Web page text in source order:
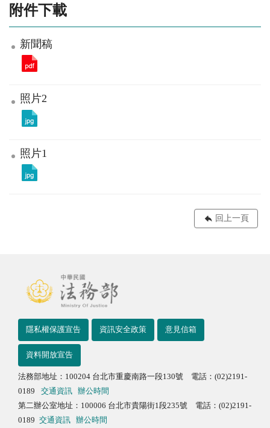
附件下載
新聞稿
照片2
照片1
回上一頁
隱私權保護宣告 資訊安全政策 意見信箱
資料開放宣告
法務部地址：100204 台北市重慶南路一段130號 電話：(02)2191-
0189
交通資訊
辦公時間
第二辦公室地址：100006 台北市貴陽街1段235號 電話：(02)2191-
0189 交通資訊 辦公時間